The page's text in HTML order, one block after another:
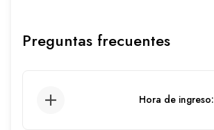
Preguntas frecuentes
Hora de ingreso: